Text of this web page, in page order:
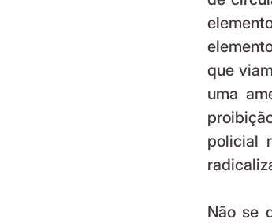
que
uma
policial
Não se